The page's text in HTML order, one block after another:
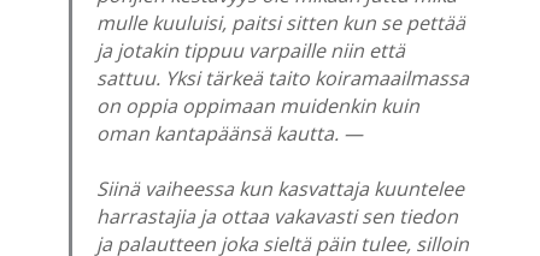
mulle kuuluisi, paitsi sitten kun se pettää
ja jotakin tippuu varpaille niin että
sattuu. Yksi tärkeä taito koiramaailmassa
on oppia oppimaan muidenkin kuin
oman kantapäänsä kautta. —
Siinä vaiheessa kun kasvattaja kuuntelee
harrastajia ja ottaa vakavasti sen tiedon
ja palautteen joka sieltä päin tulee, silloin